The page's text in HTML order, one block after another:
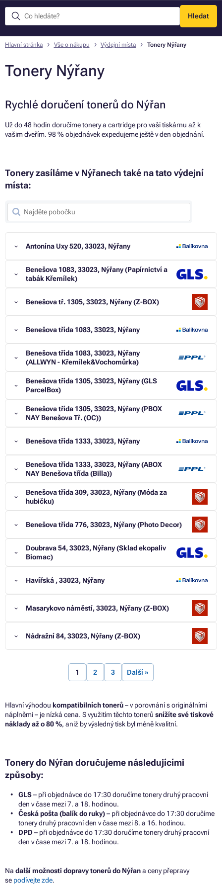
Hledat
Menu
Hlavní stránka Vše o nákupu Výdejní místa Tonery Nýřany
Tonery Nýřany
Rychlé doručení tonerů do Nýřan
Už do 48 hodin doručíme tonery a cartridge pro vaši tiskárnu až k
vašim dveřím. 98 % objednávek expedujeme ještě v den objednání.
Tonery zasíláme v Nýřanech také na tato výdejní
místa:
Antonína Uxy 520, 33023, Nýřany
Benešova 1083, 33023, Nýřany (Papírnictví a
tabák Křemílek)
Benešova tř. 1305, 33023, Nýřany (Z-BOX)
Benešova třída 1083, 33023, Nýřany
Benešova třída 1083, 33023, Nýřany
(ALLWYN - Křemílek&Vochomůrka)
Benešova třída 1305, 33023, Nýřany (GLS
ParcelBox)
Benešova třída 1305, 33023, Nýřany (PBOX
NAY Benešova Tř. (OC))
Benešova třída 1333, 33023, Nýřany
Benešova třída 1333, 33023, Nýřany (ABOX
NAY Benešova třída (Billa))
Benešova třída 309, 33023, Nýřany (Móda za
hubičku)
Benešova třída 776, 33023, Nýřany (Photo Decor)
Doubrava 54, 33023, Nýřany (Sklad ekopaliv
Biomac)
Havířská , 33023, Nýřany
Masarykovo náměstí, 33023, Nýřany (Z-BOX)
Nádražní 84, 33023, Nýřany (Z-BOX)
1 2 3 Další »
Hlavní výhodou kompatibilních tonerů– v porovnání s originálními
náplněmi – je nízká cena. S využitím těchto tonerů snížíte své tiskové
náklady až o 80 %, aniž by výsledný tisk byl méně kvalitní.
Tonery do Nýřan doručujeme následujícími
způsoby:
GLS– při objednávce do 17:30 doručíme tonery druhý pracovní
den v čase mezi 7. a 18. hodinou.
Česká pošta (balík do ruky)– při objednávce do 17:30 doručíme
tonery druhý pracovní den v čase mezi 8. a 16. hodinou.
DPD – při objednávce do 17:30 doručíme tonery druhý pracovní
den v čase mezi 7. a 18. hodinou.
Na další možnosti dopravy tonerů do Nýřana ceny přepravy
se podívejte zde.